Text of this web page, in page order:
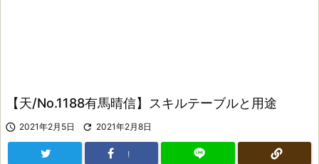
【天/No.1188有馬晴信】スキルテーブルと用途
 2021年2月5日  2021年2月8日
!